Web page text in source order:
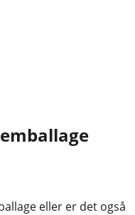
eller er det også